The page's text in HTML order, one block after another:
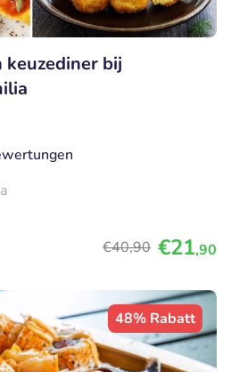
bij
€40,90 €21,90
48% Rabatt